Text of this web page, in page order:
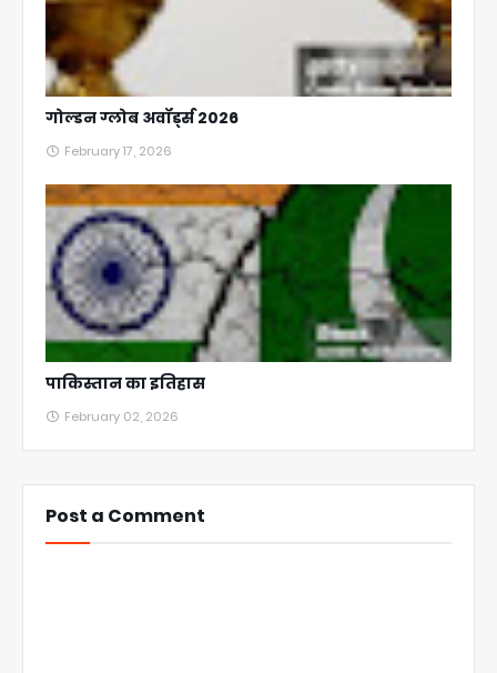
गोल्डन ग्लोब अवॉर्ड्स 2026
February 17, 2026
पाकिस्तान का इतिहास
February 02, 2026
Post a Comment